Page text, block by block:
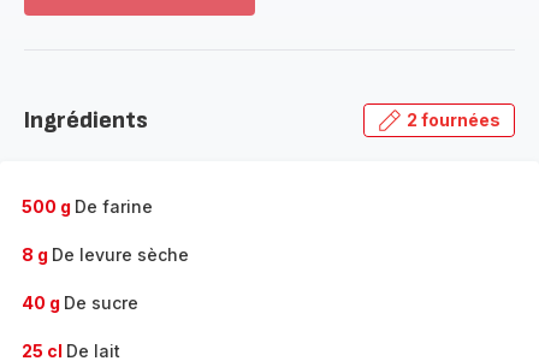
gamme
Ingrédients 2 fournées
500 g De farine
8 g De levure sèche
40 g De sucre
25 cl De lait